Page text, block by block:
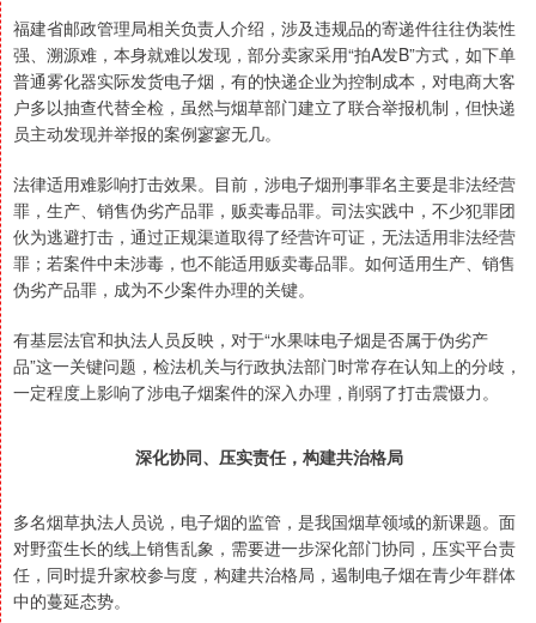
福建省邮政管理局相关负责人介绍，涉及违规品的寄递件往往伪装性
强、溯源难，本身就难以发现，部分卖家采用“拍A发B”方式，如下单
普通雾化器实际发货电子烟，有的快递企业为控制成本，对电商大客
户多以抽查代替全检，虽然与烟草部门建立了联合举报机制，但快递
员主动发现并举报的案例寥寥无几。
法律适用难影响打击效果。目前，涉电子烟刑事罪名主要是非法经营
罪，生产、销售伪劣产品罪，贩卖毒品罪。司法实践中，不少犯罪团
伙为逃避打击，通过正规渠道取得了经营许可证，无法适用非法经营
罪；若案件中未涉毒，也不能适用贩卖毒品罪。如何适用生产、销售
伪劣产品罪，成为不少案件办理的关键。
有基层法官和执法人员反映，对于“水果味电子烟是否属于伪劣产
品”这一关键问题，检法机关与行政执法部门时常存在认知上的分歧，
一定程度上影响了涉电子烟案件的深入办理，削弱了打击震慑力。
深化协同、压实责任，构建共治格局
多名烟草执法人员说，电子烟的监管，是我国烟草领域的新课题。面
对野蛮生长的线上销售乱象，需要进一步深化部门协同，压实平台责
任，同时提升家校参与度，构建共治格局，遏制电子烟在青少年群体
中的蔓延态势。